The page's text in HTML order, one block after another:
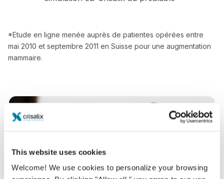
This website uses cookies
Welcome! We use cookies to personalize your browsing
*Etude en ligne menée auprès de patientes opérées entre
mai 2010 et septembre 2011 en Suisse pour une augmentation
mammaire.